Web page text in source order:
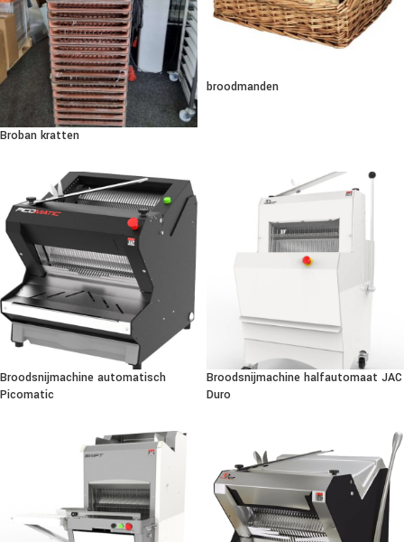
Broban kratten
broodmanden
Broodsnijmachine automatisch
Picomatic
Broodsnijmachine halfautomaat JAC
Duro